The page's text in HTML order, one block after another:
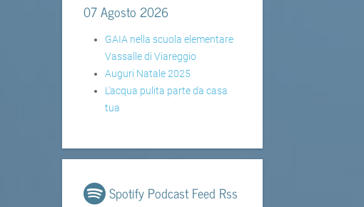
07 Agosto 2026
GAIA nella scuola elementare
Vassalle di Viareggio
Auguri Natale 2025
L'acqua pulita parte da casa
tua
Spotify Podcast Feed Rss